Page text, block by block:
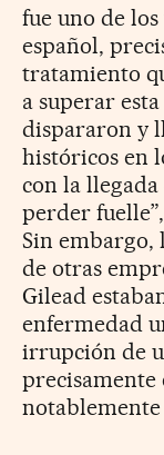
fue uno de
español,
tratamiento
a superar
dispararon y
históricos en
con la llegada
perder
Sin embargo,
de otras
Gilead
enfermedad
irrupción de
precisamente
notablemente